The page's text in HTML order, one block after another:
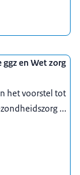
en Wet zorg
het voorstel tot
...